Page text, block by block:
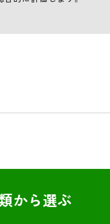
から選ぶ